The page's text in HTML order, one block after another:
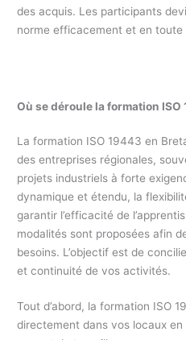
des acquis. Les participants
norme efficacement et en toute
Où se déroule la formation ISO
La formation ISO 19443 en
des entreprises régionales,
projets industriels à forte
dynamique et étendu, la
garantir l’efficacité de
modalités sont proposées afin
besoins. L’objectif est de
et continuité de vos activités.
Tout d’abord, la formation ISO
directement dans vos locaux